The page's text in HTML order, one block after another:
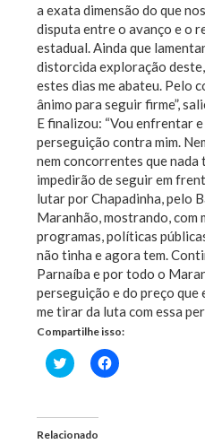
a exata dimensão do que
disputa entre o avanço e o
estadual. Ainda que
distorcida exploração
estes dias me abateu. Pelo
ânimo para seguir firme”,
E finalizou: “Vou enfrentar
perseguição contra mim.
nem concorrentes que nada
impedirão de seguir em
lutar por Chapadinha, pelo
Maranhão, mostrando, com
programas, políticas
não tinha e agora tem.
Parnaíba e por todo o
perseguição e do preço que
me tirar da luta com essa
Compartilhe isso:
Clique
para
em
nova
Clique
para
Relacionado